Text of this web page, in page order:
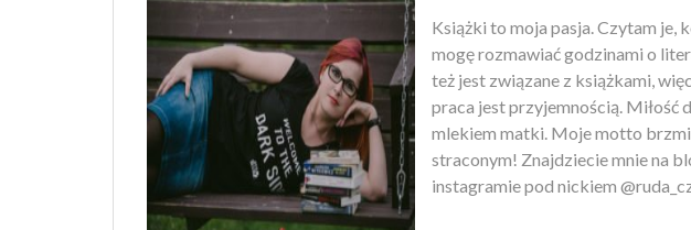
Książki to moja pasja. Czytam je,
mogę rozmawiać godzinami o
też jest związane z książkami,
praca jest przyjemnością. Miłość
mlekiem matki. Moje motto
straconym! Znajdziecie mnie na
instagramie pod nickiem